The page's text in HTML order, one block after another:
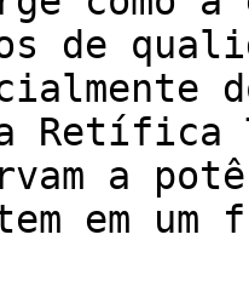
de
Retífica
a
em